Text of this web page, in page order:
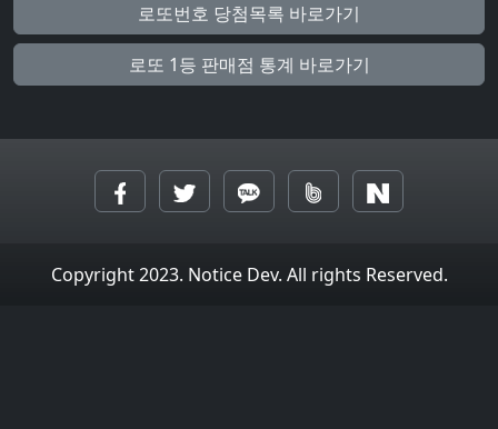
로또번호 당첨목록 바로가기
로또 1등 판매점 통계 바로가기
Copyright 2023. Notice Dev. All rights Reserved.